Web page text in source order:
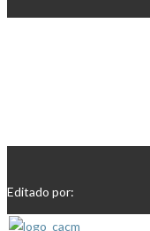
Editado por: